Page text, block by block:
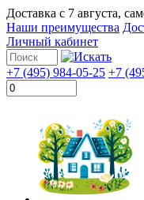
Доставка с 7 августа,
Наши преимущества
Личный кабинет
+7 (495) 984-05-25 +7